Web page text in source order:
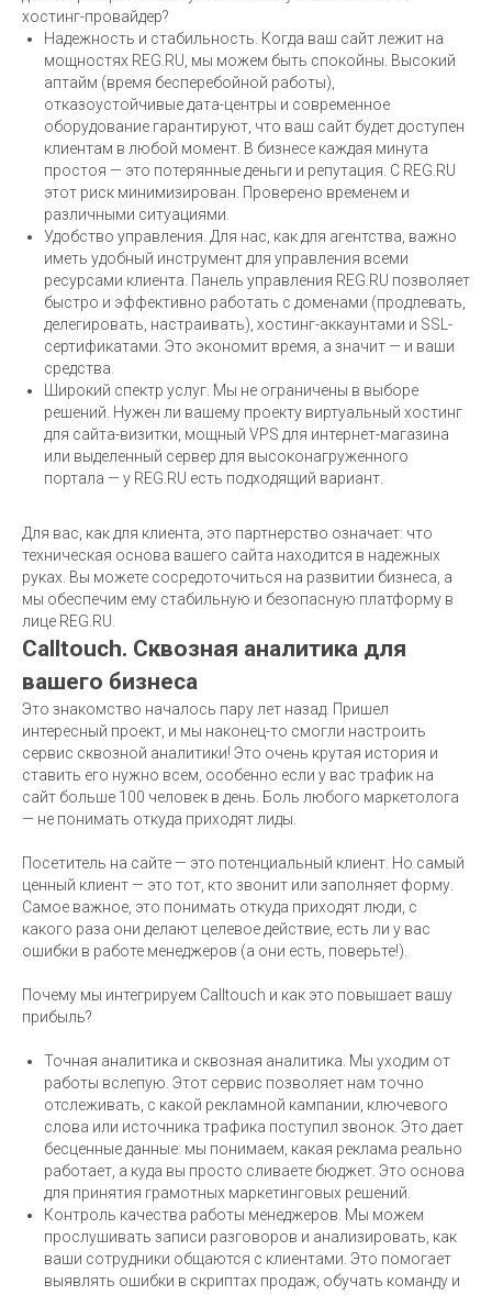
хостинг-провайдер?
Надежность и стабильность. Когда ваш сайт лежит на
мощностях REG.RU, мы можем быть спокойны. Высокий
аптайм (время бесперебойной работы),
отказоустойчивые дата-центры и современное
оборудование гарантируют, что ваш сайт будет доступен
клиентам в любой момент. В бизнесе каждая минута
простоя — это потерянные деньги и репутация. С REG.RU
этот риск минимизирован. Проверено временем и
различными ситуациями.
Удобство управления. Для нас, как для агентства, важно
иметь удобный инструмент для управления всеми
ресурсами клиента. Панель управления REG.RU позволяет
быстро и эффективно работать с доменами (продлевать,
делегировать, настраивать), хостинг-аккаунтами и SSL-
сертификатами. Это экономит время, а значит — и ваши
средства.
Широкий спектр услуг. Мы не ограничены в выборе
решений. Нужен ли вашему проекту виртуальный хостинг
для сайта-визитки, мощный VPS для интернет-магазина
или выделенный сервер для высоконагруженного
портала — у REG.RU есть подходящий вариант.
Для вас, как для клиента, это партнерство означает: что
техническая основа вашего сайта находится в надежных
руках. Вы можете сосредоточиться на развитии бизнеса, а
мы обеспечим ему стабильную и безопасную платформу в
лице REG.RU.
Calltouch. Сквозная аналитика для
вашего бизнеса
Это знакомство началось пару лет назад. Пришел
интересный проект, и мы наконец-то смогли настроить
сервис сквозной аналитики! Это очень крутая история и
ставить его нужно всем, особенно если у вас трафик на
сайт больше 100 человек в день. Боль любого маркетолога
— не понимать откуда приходят лиды.
Посетитель на сайте — это потенциальный клиент. Но самый
ценный клиент — это тот, кто звонит или заполняет форму.
Самое важное, это понимать откуда приходят люди, с
какого раза они делают целевое действие, есть ли у вас
ошибки в работе менеджеров (а они есть, поверьте!).
Почему мы интегрируем Calltouch и как это повышает вашу
прибыль?
Точная аналитика и сквозная аналитика. Мы уходим от
работы вслепую. Этот сервис позволяет нам точно
отслеживать, с какой рекламной кампании, ключевого
слова или источника трафика поступил звонок. Это дает
бесценные данные: мы понимаем, какая реклама реально
работает, а куда вы просто сливаете бюджет. Это основа
для принятия грамотных маркетинговых решений.
Контроль качества работы менеджеров. Мы можем
прослушивать записи разговоров и анализировать, как
ваши сотрудники общаются с клиентами. Это помогает
выявлять ошибки в скриптах продаж, обучать команду и